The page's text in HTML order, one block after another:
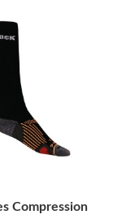
Compression